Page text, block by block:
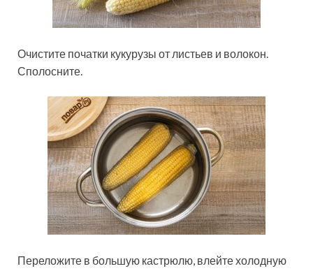
Очистите початки кукурузы от листьев и волокон.
Сполосните.
Переложите в большую кастрюлю, влейте холодную